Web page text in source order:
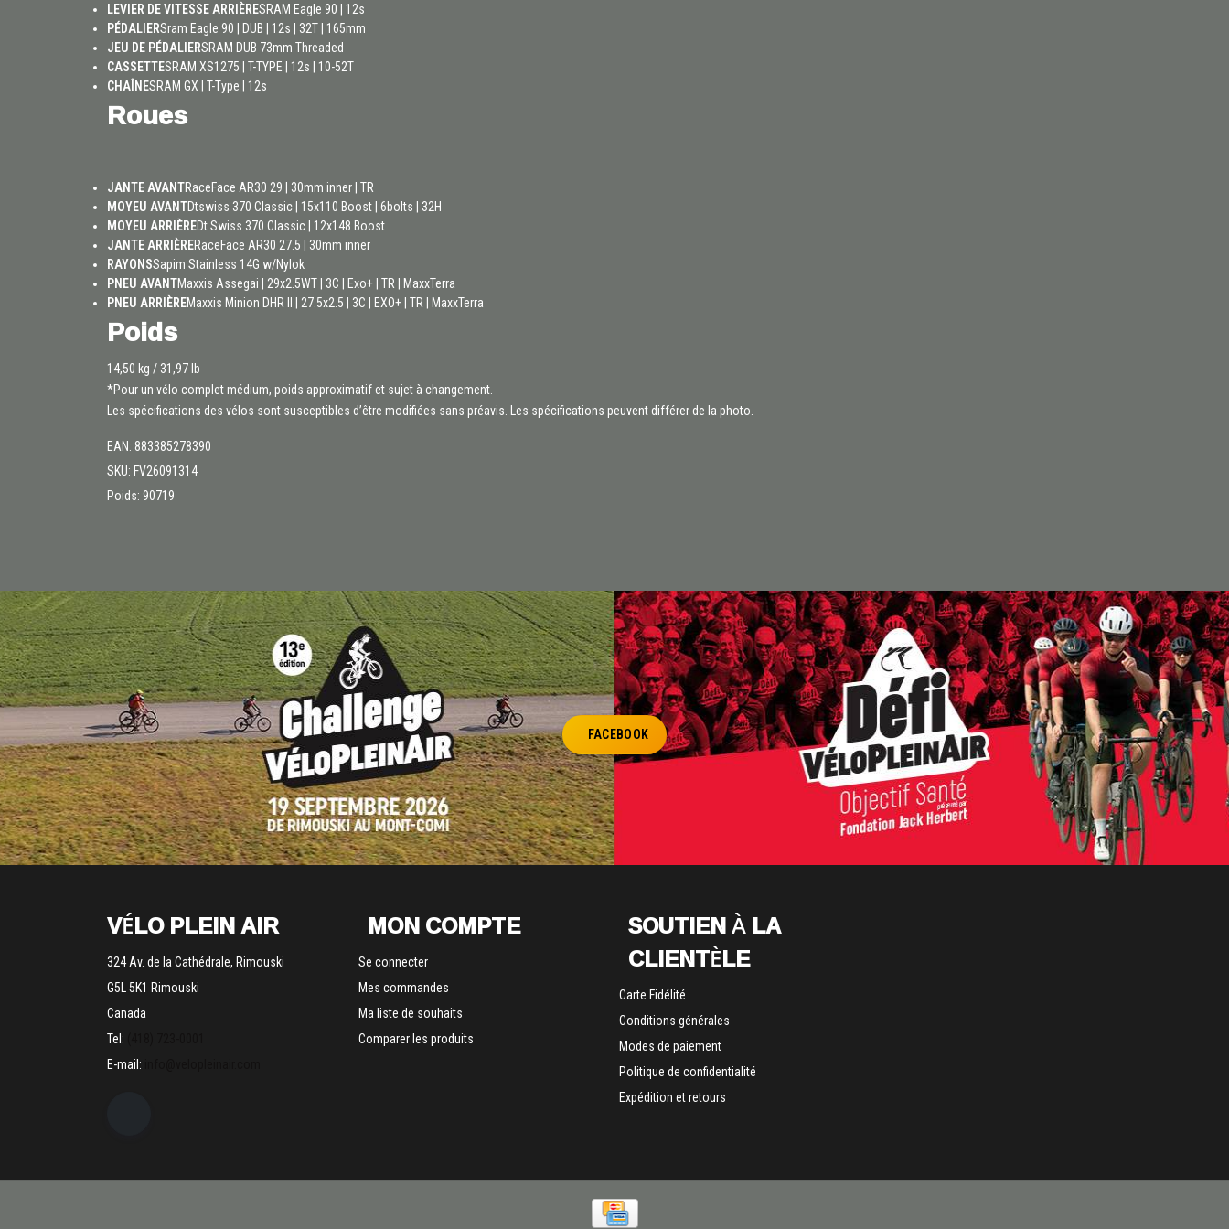
LEVIER DE VITESSE ARRIÈRESRAM Eagle 90 | 12s
PÉDALIERSram Eagle 90 | DUB | 12s | 32T | 165mm
JEU DE PÉDALIERSRAM DUB 73mm Threaded
CASSETTESRAM XS1275 | T-TYPE | 12s | 10-52T
CHAÎNESRAM GX | T-Type | 12s
Roues
JANTE AVANTRaceFace AR30 29 | 30mm inner | TR
MOYEU AVANTDtswiss 370 Classic | 15x110 Boost | 6bolts | 32H
MOYEU ARRIÈREDt Swiss 370 Classic | 12x148 Boost
JANTE ARRIÈRERaceFace AR30 27.5 | 30mm inner
RAYONSSapim Stainless 14G w/Nylok
PNEU AVANTMaxxis Assegai | 29x2.5WT | 3C | Exo+ | TR | MaxxTerra
PNEU ARRIÈREMaxxis Minion DHR II | 27.5x2.5 | 3C | EXO+ | TR | MaxxTerra
Poids
14,50 kg / 31,97 lb
*Pour un vélo complet médium, poids approximatif et sujet à changement.
Les spécifications des vélos sont susceptibles d’être modifiées sans préavis. Les spécifications peuvent différer de la photo.
EAN: 883385278390
SKU: FV26091314
Poids: 90719
FACEBOOK
VÉLO PLEIN AIR
324 Av. de la Cathédrale, Rimouski
G5L 5K1 Rimouski
Canada
Tel:
E-mail:
MON COMPTE
Se connecter
Mes commandes
Ma liste de souhaits
Comparer les produits
SOUTIEN À LA
CLIENTÈLE
Carte Fidélité
Conditions générales
Modes de paiement
Politique de confidentialité
Expédition et retours